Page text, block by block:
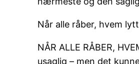
Når alle råber, hvem
NÅR ALLE RÅBER,
usaglig – men det